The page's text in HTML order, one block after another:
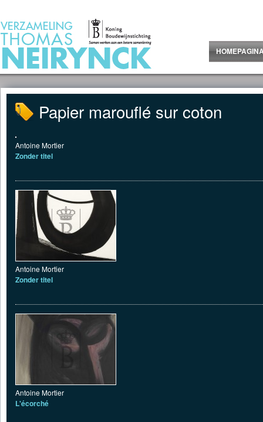
Papier marouflé sur coton
Antoine Mortier
Zonder titel
Antoine Mortier
Zonder titel
Antoine Mortier
L'écorché